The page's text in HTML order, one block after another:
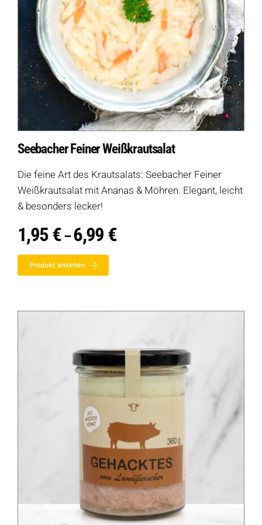
Seebacher Feiner Weißkrautsalat
Die feine Art des Krautsalats: Seebacher Feiner
Weißkrautsalat mit Ananas & Möhren. Elegant, leicht
& besonders lecker!
1,95€ –6,99 €Preisspanne:
1,95 €
Produkt ansehen